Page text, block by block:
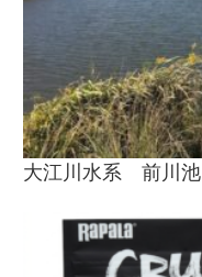
大江川水系 前川池